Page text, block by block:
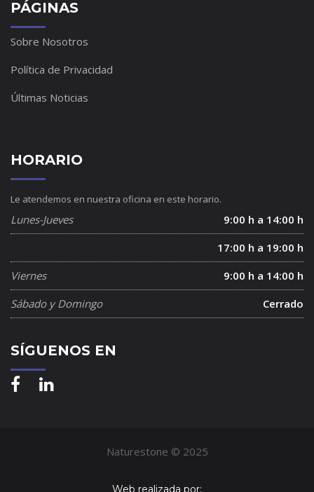
PÁGINAS
Sobre Nosotros
Política de Privacidad
Últimas Noticias
HORARIO
Le atendemos en nuestra oficina en este horario.
Lunes-Jueves
9:00 h a 14:00 h
17:00 h a 19:00 h
Viernes
9:00 h a 14:00 h
Sábado y Domingo
Cerrado
SÍGUENOS EN
Naturestone © 2025
Web realizada por: